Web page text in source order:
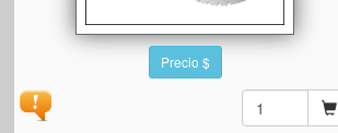
Precio $